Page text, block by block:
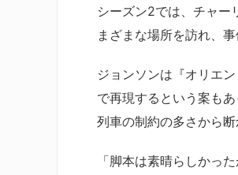
シーズン2では、チャー
まざまな場所を訪れ、
ジョンソンは『オリエ
で再現するという案も
列車の制約の多さから断
「脚本は素晴らしかっ